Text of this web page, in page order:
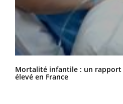
Mortalité infantile : un rapport
élevé en France